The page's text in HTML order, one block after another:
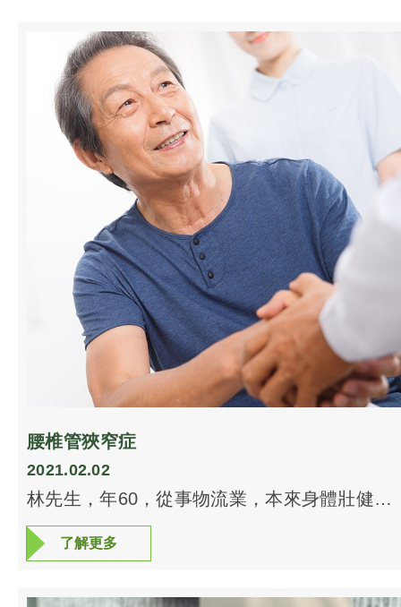
腰椎管狹窄症
2021.02.02
林先生，年60，從事物流業，本來身體壯健，
一年多前開始右邊腰臀痛，走路15分鐘就開始
右腿痛，痛到不能走路，要休息一段時間，待
MRI檢查，顯示第四五腰椎狹窄，造成脊髓受
了解更多
了解更多